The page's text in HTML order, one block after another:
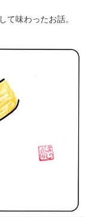
て味わったお話。